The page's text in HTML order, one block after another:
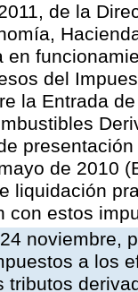
de la
en
del
la Entrada
de 2010
liquidación
con estos
noviembre,
a los
tributos